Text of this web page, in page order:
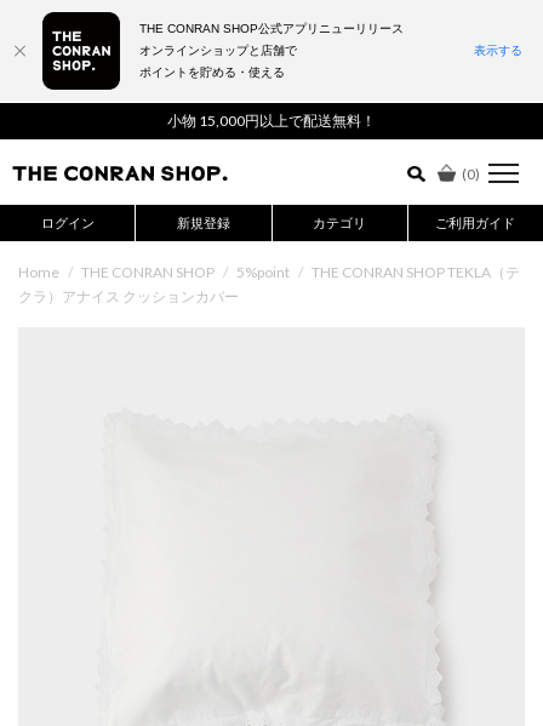
小物 15,000円以上で配送無料！
(0)
ログイン 新規登録 カテゴリ ご利用ガイド
詳細検索はこちら
Home / THE CONRAN SHOP / 5%point / THE CONRAN SHOP TEKLA（テ
クラ）アナイス クッションカバー
THE CONRAN SHOP公式アプリニューリリース
オンラインショップと店舗で
ポイントを貯める・使える
表示する